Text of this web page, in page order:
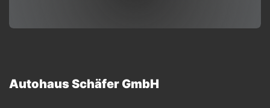
Autohaus Schäfer GmbH